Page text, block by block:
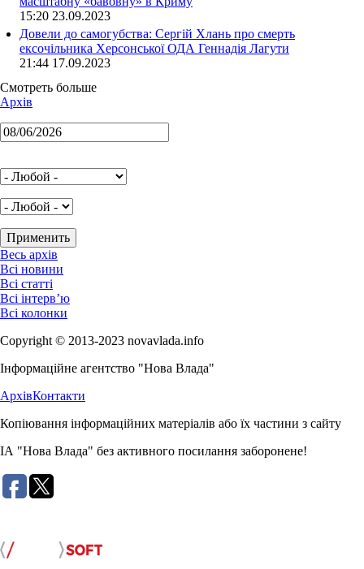
15:20 23.09.2023
Довели до самогубства: Сергій Хлань про смерть
ексочільника Херсонської ОДА Геннадія Лагути
21:44 17.09.2023
Смотреть больше
Архів
Весь архів
Всі новини
Всі статті
Всі інтерв’ю
Всі колонки
Copyright © 2013-2023 novavlada.info
Інформаційне агентство "Нова Влада"
АрхівКонтакти
Копіювання інформаційних матеріалів або їх частини з сайту
ІА "Нова Влада" без активного посилання заборонене!